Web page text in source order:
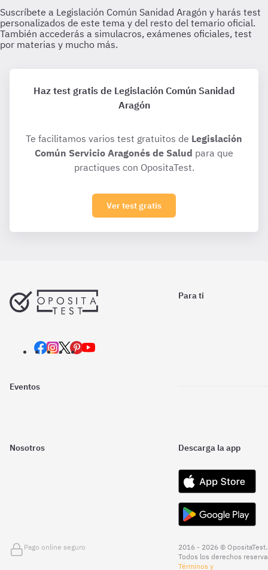
Haz test gratis de Legislación Común Sanidad
Aragón
Te facilitamos varios test gratuitos de Legislación
Común Servicio Aragonés de Salud para que
practiques con OpositaTest.
Ver test gratis
Para ti
Eventos
Nosotros Descarga la app
Pago online seguro
2016 - 2026 © OpositaTest.
Todos los derechos
Términos y